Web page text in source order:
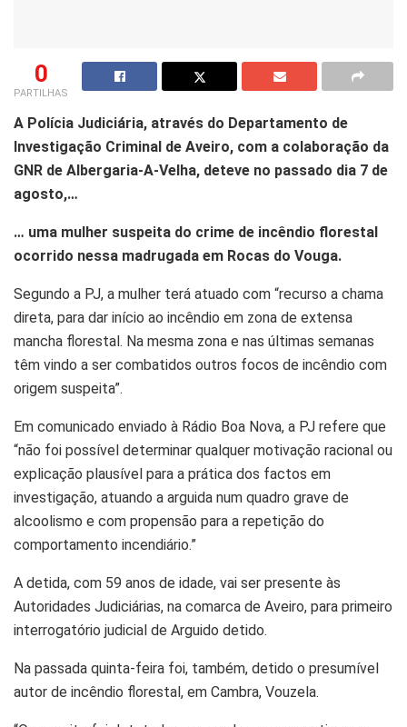
0
PARTILHAS
A Polícia Judiciária, através do Departamento de
Investigação Criminal de Aveiro, com a colaboração da
GNR de Albergaria-A-Velha, deteve no passado dia 7 de
agosto,…
… uma mulher suspeita do crime de incêndio florestal
ocorrido nessa madrugada em Rocas do Vouga.
Segundo a PJ, a mulher terá atuado com “recurso a chama
direta, para dar início ao incêndio em zona de extensa
mancha florestal. Na mesma zona e nas últimas semanas
têm vindo a ser combatidos outros focos de incêndio com
origem suspeita”.
Em comunicado enviado à Rádio Boa Nova, a PJ refere que
“não foi possível determinar qualquer motivação racional ou
explicação plausível para a prática dos factos em
investigação, atuando a arguida num quadro grave de
alcoolismo e com propensão para a repetição do
comportamento incendiário.”
A detida, com 59 anos de idade, vai ser presente às
Autoridades Judiciárias, na comarca de Aveiro, para primeiro
interrogatório judicial de Arguido detido.
Na passada quinta-feira foi, também, detido o presumível
autor de incêndio florestal, em Cambra, Vouzela.